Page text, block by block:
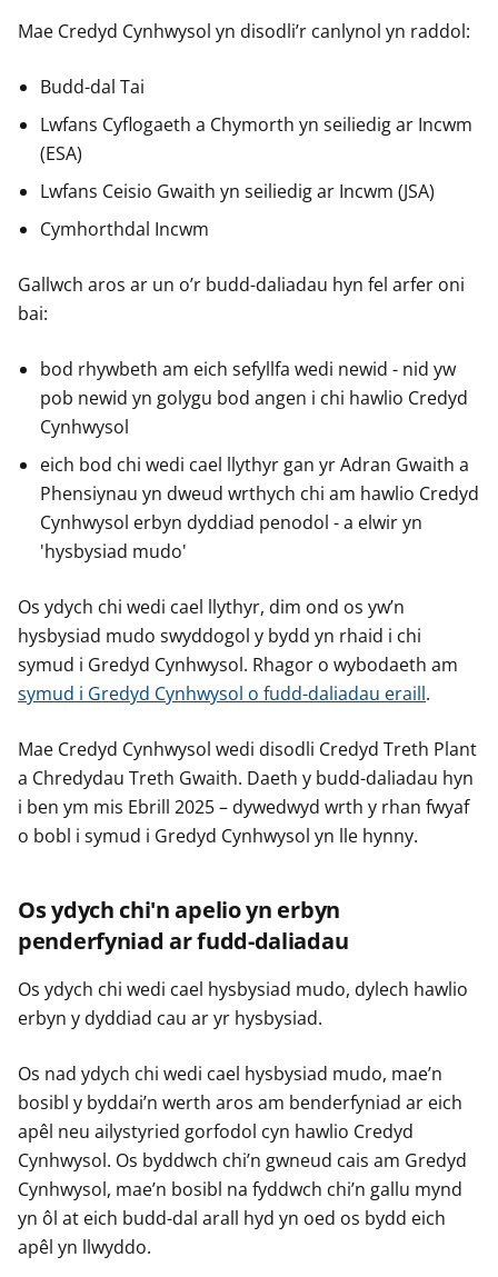
Mae Credyd Cynhwysol yn disodli’r canlynol yn raddol:
Budd-dal Tai
Lwfans Cyflogaeth a Chymorth yn seiliedig ar Incwm
(ESA)
Lwfans Ceisio Gwaith yn seiliedig ar Incwm (JSA)
Cymhorthdal Incwm
Gallwch aros ar un o’r budd-daliadau hyn fel arfer oni
bai:
bod rhywbeth am eich sefyllfa wedi newid - nid yw
pob newid yn golygu bod angen i chi hawlio Credyd
Cynhwysol
eich bod chi wedi cael llythyr gan yr Adran Gwaith a
Phensiynau yn dweud wrthych chi am hawlio Credyd
Cynhwysol erbyn dyddiad penodol - a elwir yn
'hysbysiad mudo'
Os ydych chi wedi cael llythyr, dim ond os yw’n
hysbysiad mudo swyddogol y bydd yn rhaid i chi
symud i Gredyd Cynhwysol. Rhagor o wybodaeth am
symud i Gredyd Cynhwysol o fudd-daliadau eraill.
Mae Credyd Cynhwysol wedi disodli Credyd Treth Plant
a Chredydau Treth Gwaith. Daeth y budd-daliadau hyn
i ben ym mis Ebrill 2025 – dywedwyd wrth y rhan fwyaf
o bobl i symud i Gredyd Cynhwysol yn lle hynny.
Os ydych chi'n apelio yn erbyn
penderfyniad ar fudd-daliadau
Os ydych chi wedi cael hysbysiad mudo, dylech hawlio
erbyn y dyddiad cau ar yr hysbysiad.
Os nad ydych chi wedi cael hysbysiad mudo, mae’n
bosibl y byddai’n werth aros am benderfyniad ar eich
apêl neu ailystyried gorfodol cyn hawlio Credyd
Cynhwysol. Os byddwch chi’n gwneud cais am Gredyd
Cynhwysol, mae’n bosibl na fyddwch chi’n gallu mynd
yn ôl at eich budd-dal arall hyd yn oed os bydd eich
apêl yn llwyddo.